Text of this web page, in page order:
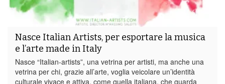
Nasce Italian Artists, per esportare la musica
e l’arte made in Italy
Nasce “Italian-artists”, una vetrina per artisti, ma anche una
vetrina per chi, grazie all’arte, voglia veicolare un’identità
culturale vivace e attiva, come quella italiana, che guarda